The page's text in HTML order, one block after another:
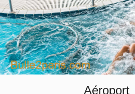
Aéroport